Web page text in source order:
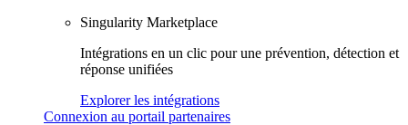
Singularity Marketplace
Intégrations en un clic pour une prévention, détection et
réponse unifiées
Explorer les intégrations
Connexion au portail partenaires